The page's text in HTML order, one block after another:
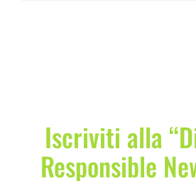
Iscriviti alla
Responsible